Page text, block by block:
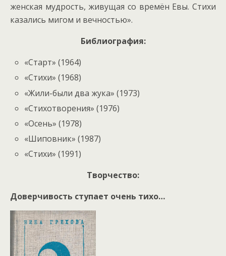
женская мудрость, живущая со времён Евы. Стихи
казались мигом и вечностью».
Библиография:
«Старт» (1964)
«Стихи» (1968)
«Жили-были два жука» (1973)
«Стихотворения» (1976)
«Осень» (1978)
«Шиповник» (1987)
«Стихи» (1991)
Творчество:
Доверчивость ступает очень тихо…